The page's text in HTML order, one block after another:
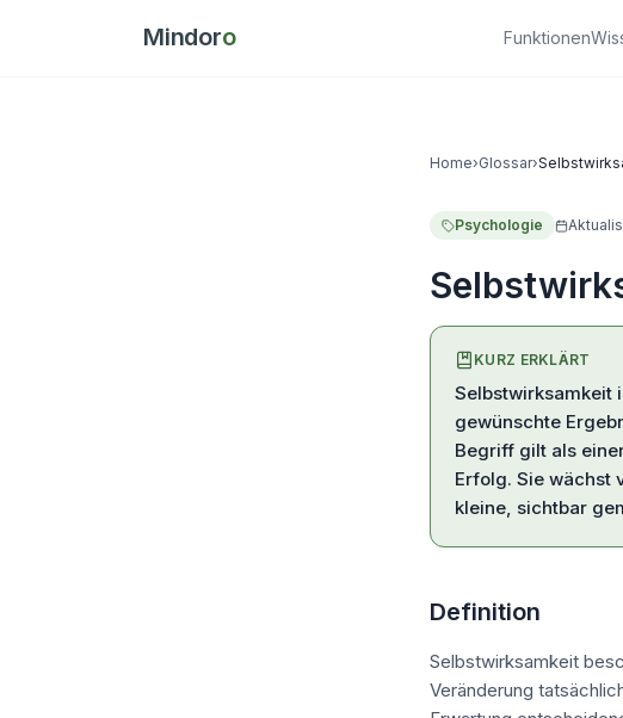
Mindoro Funktionen
Home›Glossar›
Psychologie
KURZ ERKLÄRT
Selbstwirksamkeit
gewünschte
Begriff gilt als
Erfolg. Sie wächst
kleine, sichtbar
Definition
Selbstwirksamkeit
Veränderung